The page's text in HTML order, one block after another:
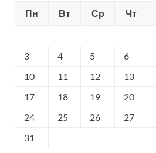
Пн
Вт Ср Чт
3
4 5 6
10
11 12 13
17
18 19 20
24
25 26 27
31